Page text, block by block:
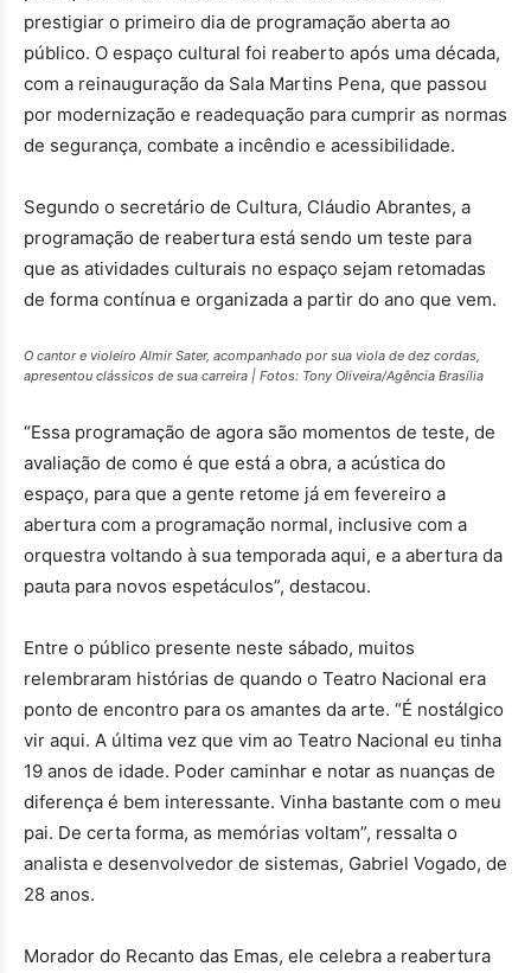
prestigiar o primeiro dia de programação aberta ao
público. O espaço cultural foi reaberto após uma década,
com a reinauguração da Sala Martins Pena, que passou
por modernização e readequação para cumprir as normas
de segurança, combate a incêndio e acessibilidade.
Segundo o secretário de Cultura, Cláudio Abrantes, a
programação de reabertura está sendo um teste para
que as atividades culturais no espaço sejam retomadas
de forma contínua e organizada a partir do ano que vem.
O cantor e violeiro Almir Sater, acompanhado por sua viola de dez cordas,
apresentou clássicos de sua carreira | Fotos: Tony Oliveira/Agência Brasília
“Essa programação de agora são momentos de teste, de
avaliação de como é que está a obra, a acústica do
espaço, para que a gente retome já em fevereiro a
abertura com a programação normal, inclusive com a
orquestra voltando à sua temporada aqui, e a abertura da
pauta para novos espetáculos”, destacou.
Entre o público presente neste sábado, muitos
relembraram histórias de quando o Teatro Nacional era
ponto de encontro para os amantes da arte. “É nostálgico
vir aqui. A última vez que vim ao Teatro Nacional eu tinha
19 anos de idade. Poder caminhar e notar as nuanças de
diferença é bem interessante. Vinha bastante com o meu
pai. De certa forma, as memórias voltam”, ressalta o
analista e desenvolvedor de sistemas, Gabriel Vogado, de
28 anos.
Morador do Recanto das Emas, ele celebra a reabertura